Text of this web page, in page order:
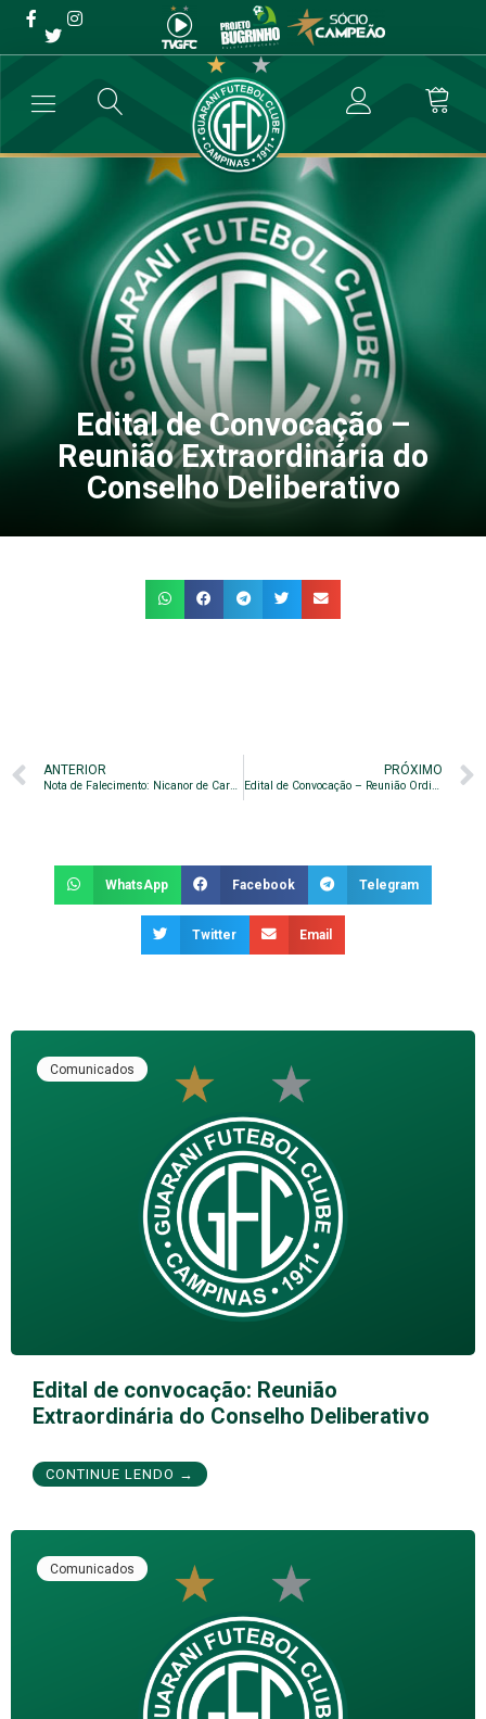
Edital de Convocação –
Reunião Extraordinária do
Conselho Deliberativo
Comunicados → Edital de Convocação – Reunião Extraordinária
Edital de Convocação –
Reunião Extraordinária do
Conselho Deliberativo
ANTERIOR
Nota de Falecimento: Nicanor de Carvalho
PRÓXIMO
Edital de Convocação – Reunião Ordinária do Conselho Deliberativo
WhatsApp Facebook Telegram
Twitter Email
Comunicados
Edital de convocação: Reunião
Extraordinária do Conselho Deliberativo
CONTINUE LENDO →
Comunicados